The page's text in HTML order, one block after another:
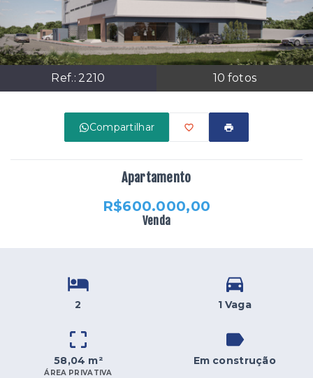
Ref.: 2210 10 fotos
Compartilhar
Apartamento
R$600.000,00
Venda
2 1 Vaga
58,04 m²
ÁREA PRIVATIVA
Em construção